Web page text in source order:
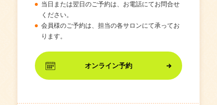
当日または翌日のご予約は、お電話にてお問合せ
ください。
会員様のご予約は、担当の各サロンにて承ってお
ります。
オンライン予約